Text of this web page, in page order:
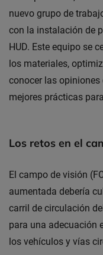
nuevo grupo de
con la instalación de
HUD. Este equipo se
los materiales,
conocer las
mejores prácticas
Los retos en el
El campo de visión
aumentada debería
carril de circulación
para una adecuación
los vehículos y vías